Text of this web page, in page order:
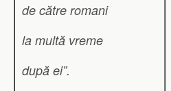
de către romani
la multă vreme
după ei”.